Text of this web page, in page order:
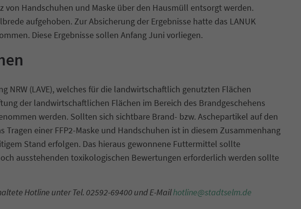
Handschuhen und Maske über den Hausmüll entsorgt werden.
aufgehoben. Zur Absicherung der Ergebnisse hatte das LANUK
Diese Ergebnisse sollen Anfang Juni vorliegen.
(LAVE), welches für die landwirtschaftlich genutzten Flächen
der landwirtschaftlichen Flächen im Bereich des Brandgeschehens
werden. Sollten sich sichtbare Brand- bzw. Aschepartikel auf den
einer FFP2-Maske und Handschuhen ist in diesem Zusammenhang
Stand erfolgen. Das hieraus gewonnene Futtermittel sollte
ausstehenden toxikologischen Bewertungen erforderlich werden sollte
Hotline unter Tel. 02592-69400 und E-Mailhotline@stadtselm.de